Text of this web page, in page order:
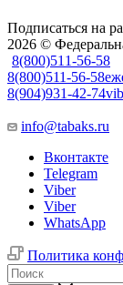
Подписаться на
2026 ©
8(800)511-56-58
8(800)511-56-58
8(904)931-42-74
info@tabaks.ru
Вконтакте
Telegram
Viber
Viber
WhatsApp
Политика